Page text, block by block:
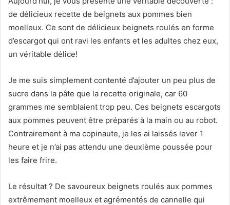
de délicieux recette de beignets aux pommes bien
moelleux. Ce sont de délicieux beignets roulés en forme
d’escargot qui ont ravi les enfants et les adultes chez eux,
un véritable délice!
Je me suis simplement contenté d’ajouter un peu plus de
sucre dans la pâte que la recette originale, car 60
grammes me semblaient trop peu. Ces beignets escargots
aux pommes peuvent être préparés à la main ou au robot.
Contrairement à ma copinaute, je les ai laissés lever 1
heure et je n’ai pas attendu une deuxième poussée pour
les faire frire.
Le résultat ? De savoureux beignets roulés aux pommes
extrêmement moelleux et agrémentés de cannelle qui